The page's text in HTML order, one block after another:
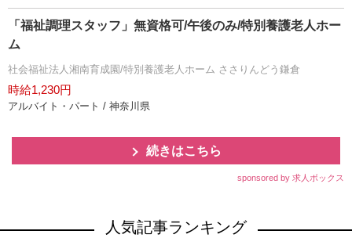
「福祉調理スタッフ」無資格可/午後のみ/特別養護老人ホー
ム
社会福祉法人湘南育成園/特別養護老人ホーム ささりんどう鎌倉
時給1,230円
アルバイト・パート / 神奈川県
続きはこちら
sponsored by 求人ボックス
人気記事ランキング